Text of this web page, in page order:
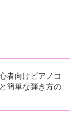
者向けピアノコ
簡単な弾き方の